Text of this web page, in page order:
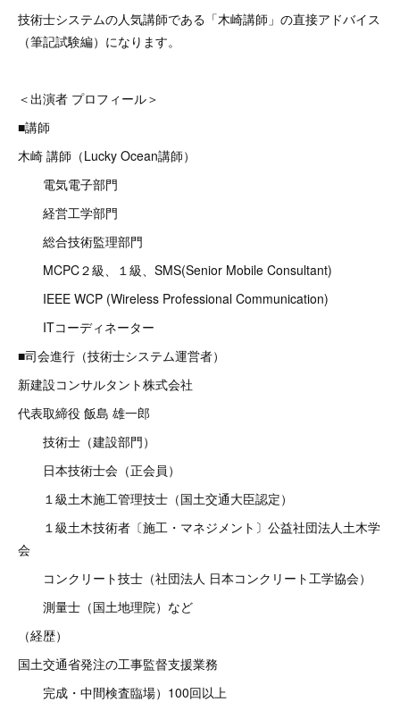
技術士システムの人気講師である「木崎講師」の直接アドバイス
（筆記試験編）になります。
＜出演者 プロフィール＞
■講師
木崎 講師（Lucky Ocean講師）
電気電子部門
経営工学部門
総合技術監理部門
MCPC２級、１級、SMS(Senior Mobile Consultant)
IEEE WCP (Wireless Professional Communication)
ITコーディネーター
■司会進行（技術士システム運営者）
新建設コンサルタント株式会社
代表取締役 飯島 雄一郎
技術士（建設部門）
日本技術士会（正会員）
１級土木施工管理技士（国土交通大臣認定）
１級土木技術者〔施工・マネジメント〕公益社団法人土木学
会
コンクリート技士（社団法人 日本コンクリート工学協会）
測量士（国土地理院）など
（経歴）
国土交通省発注の工事監督支援業務
完成・中間検査臨場）100回以上